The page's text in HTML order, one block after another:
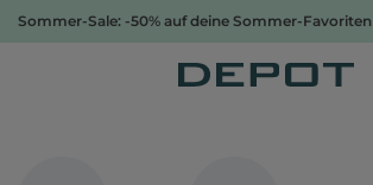
Sommer-Sale: -50% auf deine Sommer-Favoriten